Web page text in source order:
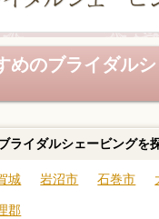
めのブライダル
ライダルシェービングを
城 岩沼市 石巻市
郡